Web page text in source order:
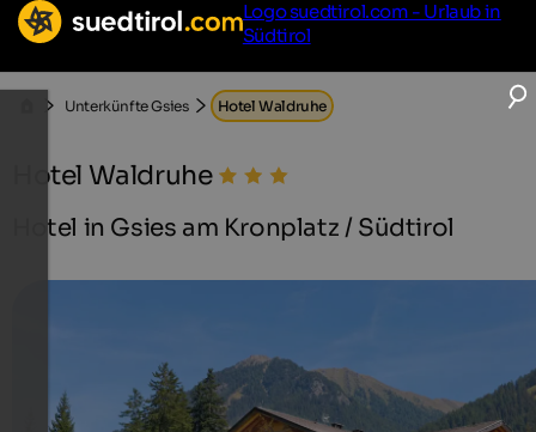
Logo suedtirol.com - Urlaub in
Südtirol
Unterkünfte Gsies Hotel Waldruhe
Hotel Waldruhe
Hotel in Gsies am Kronplatz / Südtirol